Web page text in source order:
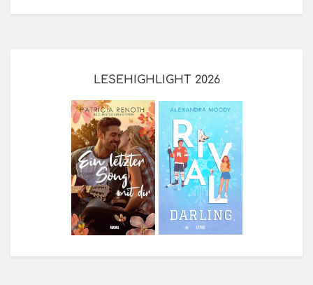
LESEHIGHLIGHT 2026